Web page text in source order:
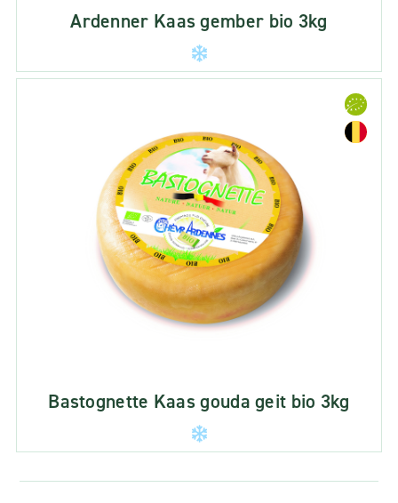
Ardenner Kaas gember bio 3kg
Bastognette Kaas gouda geit bio 3kg